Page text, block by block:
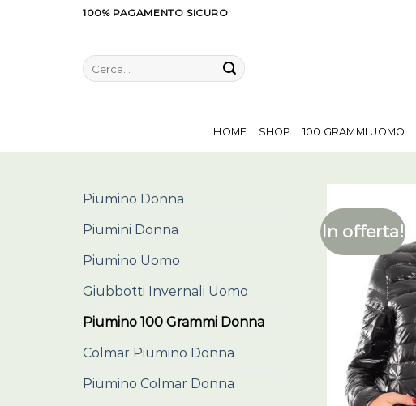
100% PAGAMENTO SICURO
Cerca:
HOME SHOP 100 GRAMMI UOMO
Piumino Donna
Piumini Donna
Piumino Uomo
Giubbotti Invernali Uomo
Piumino 100 Grammi Donna
Colmar Piumino Donna
Piumino Colmar Donna
In offerta!